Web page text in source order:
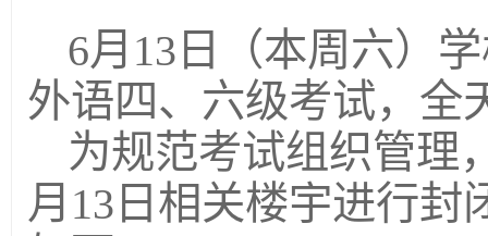
6月13日（本周六）
外语四、六级考试，全
为规范考试组织管理
月13日相关楼宇进行封